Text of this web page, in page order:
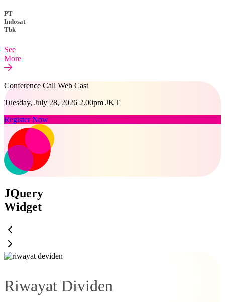
PT
Indosat
Tbk
See
More
Conference Call Web Cast
Tuesday, July 28, 2026 2.00pm JKT
Register Now
JQuery
Widget
Riwayat Dividen